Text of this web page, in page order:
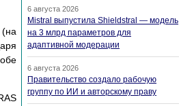
6 августа 2026
Mistral выпустила Shieldstral — модель
на 3 млрд параметров для
адаптивной модерации
6 августа 2026
Правительство создало рабочую
группу по ИИ и авторскому праву